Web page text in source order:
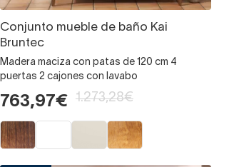
Conjunto mueble de baño Kai
Bruntec
Madera maciza con patas de 120 cm 4
puertas 2 cajones con lavabo
763,97€ 1.273,28€